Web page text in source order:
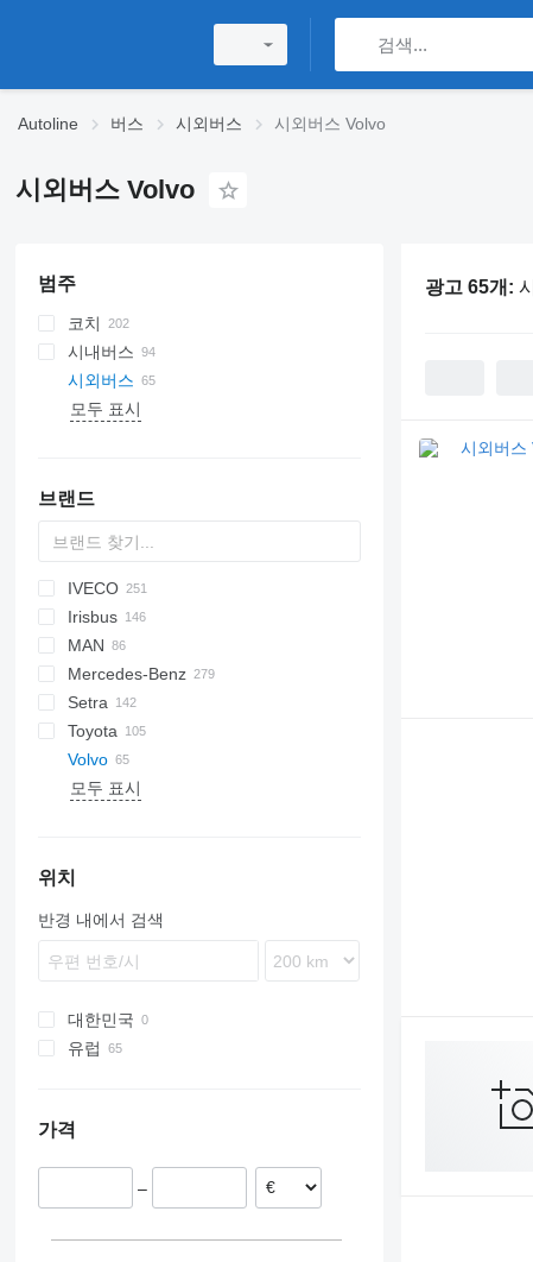
Autoline 버스 시외버스 시외버스 Volvo
시외버스 Volvo
범주
코치
시내버스
시외버스
모두 표시
브랜드
A-09216
A10
H7
Probus
Aura
Futura
Ducato
Liesse
Melpha
Selega
IVECO
Crossway
Daily
Eurorider
Evadys
Ferqui Sunrise
Magelys
Mago
Irisbus
Ares
Axer
Crossway
Evadys
Iliade
Karosa
I-series
Journey
Novo
Visigo
C-series
STAR
XMQ
MAN
A-series
Lion's series
NL series
TGE
Mercedes-Benz
Atego
Citaro
Conecto
Integro
Rapido
S-Class
Sprinter
Tourismo
Travego
Euroliner
Tourliner
Transliner
Civilian
Navigo
Sultan
Vectio
Ares
Iliade
Mascott
Irizar
K-series
L-series
Scala
Setra
S-series
InterUrbino
LD
MD
Opalin
Toyota
Caetano
Coaster
Lexio
Futura
EX
T-series
Volvo
7700
B-series
B7
B8R
B9
B11
ZK
모두 표시
위치
반경 내에서 검색
대한민국
유럽
폴란드
가격
–
광고 65개: